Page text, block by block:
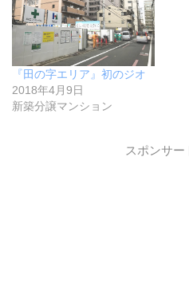
『田の字エリア』初のジオ
2018年4月9日
新築分譲マンション
スポンサー